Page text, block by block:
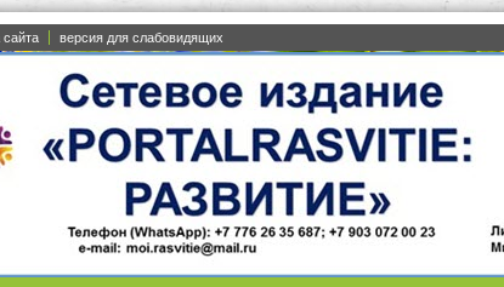
сайта версия для слабовидящих